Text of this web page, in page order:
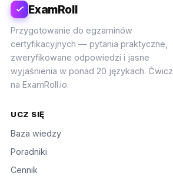
ExamRoll
Przygotowanie do egzaminów
certyfikacyjnych — pytania praktyczne,
zweryfikowane odpowiedzi i jasne
wyjaśnienia w ponad 20 językach. Ćwicz
na ExamRoll.io.
UCZ SIĘ
Baza wiedzy
Poradniki
Cennik